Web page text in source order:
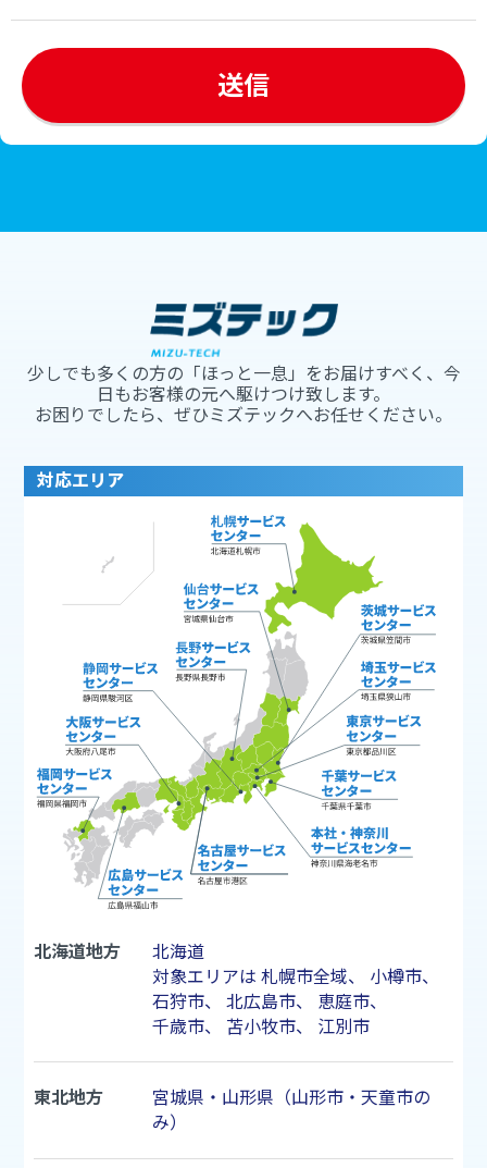
少しでも多くの方の「ほっと一息」をお届けすべく、今
日もお客様の元へ駆けつけ致します。
お困りでしたら、ぜひミズテックへお任せください。
対応エリア
北海道地方
北海道
対象エリアは 札幌市全域、 小樽市、
石狩市、 北広島市、 恵庭市、
千歳市、 苫小牧市、 江別市
東北地方
宮城県・山形県（山形市・天童市の
み）